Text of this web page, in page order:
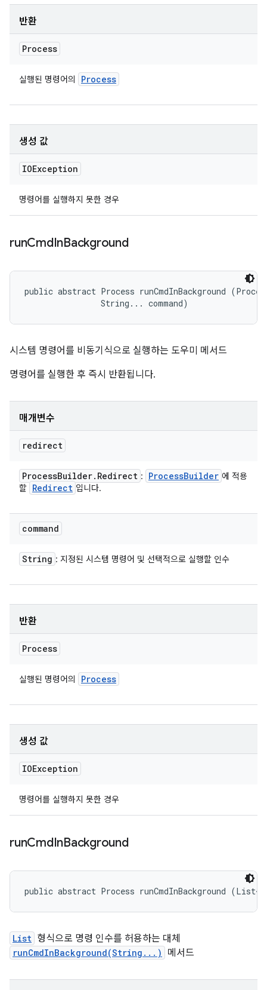
반환
Process
실행된 명령어의 Process
생성 값
IOException
명령어를 실행하지 못한 경우
runCmdInBackground
public abstract Process runCmdInBackground
                String... command)
시스템 명령어를 비동기식으로 실행하는 도우미 메서드
명령어를 실행한 후 즉시 반환됩니다.
매개변수
redirect
ProcessBuilder. Redirect : ProcessBuilder 에 적용
할 Redirect 입니다.
command
String : 지정된 시스템 명령어 및 선택적으로 실행할 인수
반환
Process
실행된 명령어의 Process
생성 값
IOException
명령어를 실행하지 못한 경우
runCmdInBackground
public abstract Process runCmdInBackground
List 형식으로 명령 인수를 허용하는 대체
runCmdInBackground(String...) 메서드